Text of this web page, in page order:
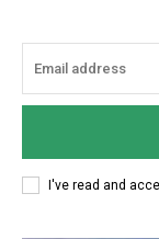
I've read and